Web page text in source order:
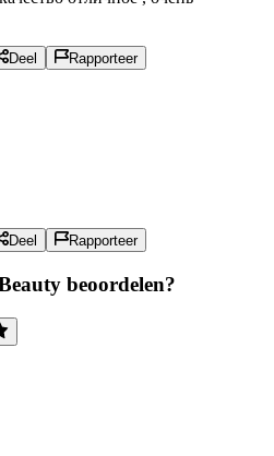
Deel Rapporteer
Deel Rapporteer
beoordelen?